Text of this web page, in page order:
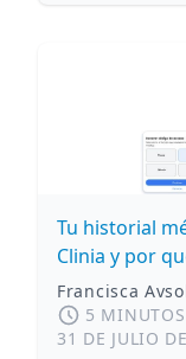
Tu historial
Clinia y por
Francisca
5
31 DE JULIO